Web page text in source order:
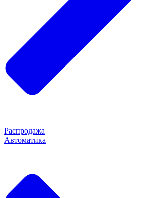
Распродажа
Автоматика